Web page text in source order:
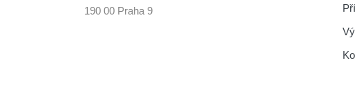
190 00 Praha 9